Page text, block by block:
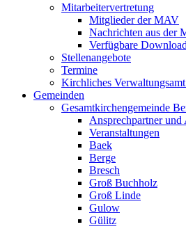
Mitarbeitervertretung
Mitglieder der MAV
Nachrichten aus der
Verfügbare
Stellenangebote
Termine
Kirchliches
Gemeinden
Gesamtkirchengemeinde
Ansprechpartner und
Veranstaltungen
Baek
Berge
Bresch
Groß Buchholz
Groß Linde
Gulow
Gülitz